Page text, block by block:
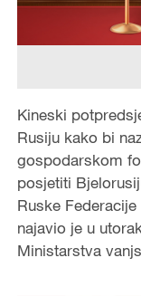
Kineski
Rusiju kako bi
gospodarskom
posjetiti
Ruske
najavio je u
Ministarstva